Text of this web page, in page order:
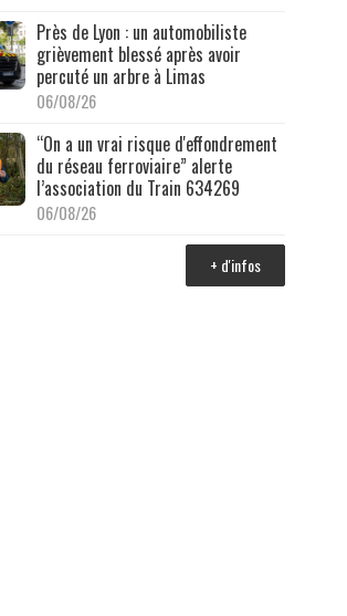
Près de Lyon : un automobiliste
grièvement blessé après avoir
percuté un arbre à Limas
06/08/26
“On a un vrai risque d'effondrement
du réseau ferroviaire” alerte
l’association du Train 634269
06/08/26
+ d'infos